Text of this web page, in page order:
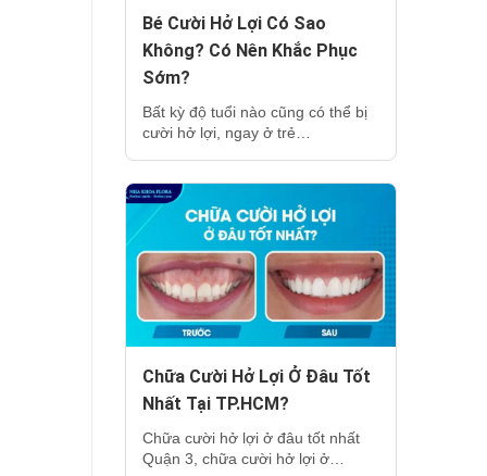
Bé Cười Hở Lợi Có Sao
Không? Có Nên Khắc Phục
Sớm?
Bất kỳ độ tuổi nào cũng có thể bị
cười hở lợi, ngay ở trẻ…
Chữa Cười Hở Lợi Ở Đâu Tốt
Nhất Tại TP.HCM?
Chữa cười hở lợi ở đâu tốt nhất
Quận 3, chữa cười hở lợi ở…